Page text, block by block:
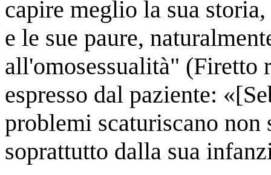
capire meglio la sua
e le sue paure,
all'omosessualità" (Firetto
espresso dal paziente:
problemi scaturiscano non
soprattutto dalla sua